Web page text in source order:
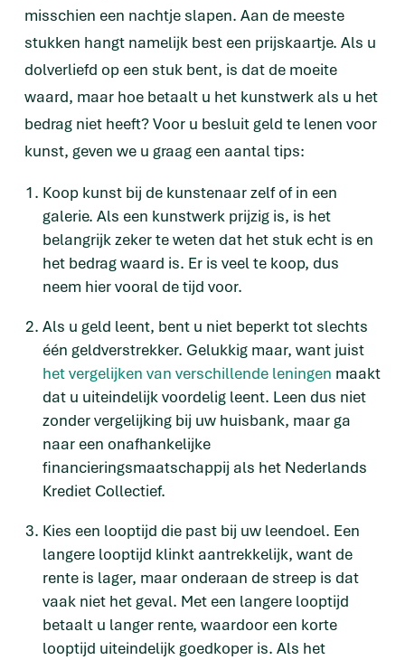
misschien een nachtje slapen. Aan de meeste
stukken hangt namelijk best een prijskaartje. Als u
dolverliefd op een stuk bent, is dat de moeite
waard, maar hoe betaalt u het kunstwerk als u het
bedrag niet heeft? Voor u besluit geld te lenen voor
kunst, geven we u graag een aantal tips:
Koop kunst bij de kunstenaar zelf of in een
galerie. Als een kunstwerk prijzig is, is het
belangrijk zeker te weten dat het stuk echt is en
het bedrag waard is. Er is veel te koop, dus
neem hier vooral de tijd voor.
Als u geld leent, bent u niet beperkt tot slechts
één geldverstrekker. Gelukkig maar, want juist
het vergelijken van verschillende leningen maakt
dat u uiteindelijk voordelig leent. Leen dus niet
zonder vergelijking bij uw huisbank, maar ga
naar een onafhankelijke
financieringsmaatschappij als het Nederlands
Krediet Collectief.
Kies een looptijd die past bij uw leendoel. Een
langere looptijd klinkt aantrekkelijk, want de
rente is lager, maar onderaan de streep is dat
vaak niet het geval. Met een langere looptijd
betaalt u langer rente, waardoor een korte
looptijd uiteindelijk goedkoper is. Als het